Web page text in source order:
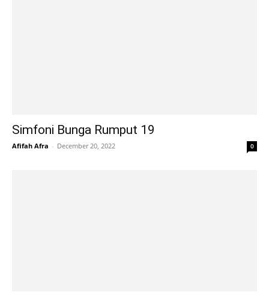
Simfoni Bunga Rumput 19
Afifah Afra - December 20, 2022 0